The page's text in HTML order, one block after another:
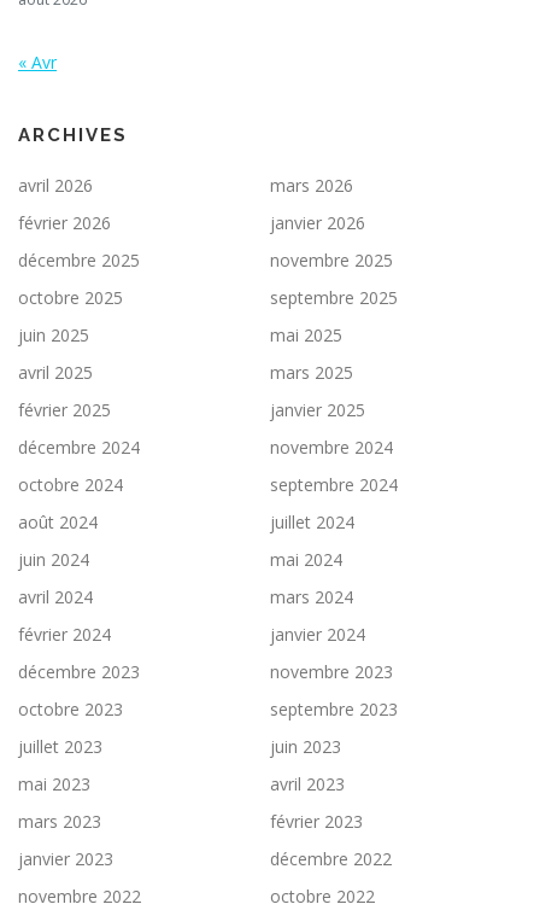
« Avr
ARCHIVES
avril 2026
mars 2026
février 2026
janvier 2026
décembre 2025
novembre 2025
octobre 2025
septembre 2025
juin 2025
mai 2025
avril 2025
mars 2025
février 2025
janvier 2025
décembre 2024
novembre 2024
octobre 2024
septembre 2024
août 2024
juillet 2024
juin 2024
mai 2024
avril 2024
mars 2024
février 2024
janvier 2024
décembre 2023
novembre 2023
octobre 2023
septembre 2023
juillet 2023
juin 2023
mai 2023
avril 2023
mars 2023
février 2023
janvier 2023
décembre 2022
novembre 2022
octobre 2022